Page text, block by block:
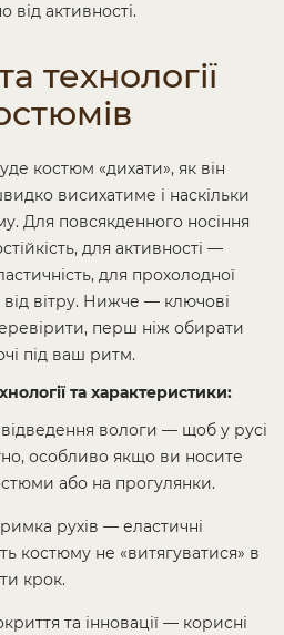
від активності.
технології
костюм «дихати», як він
висихатиме і наскільки
Для повсякденного носіння
для активності —
для прохолодної
вітру. Нижче — ключові
перш ніж обирати
під ваш ритм.
та характеристики:
вологи — щоб у русі
особливо якщо ви носите
або на прогулянки.
рухів — еластичні
костюму не «витягуватися» в
крок.
та інновації — корисні